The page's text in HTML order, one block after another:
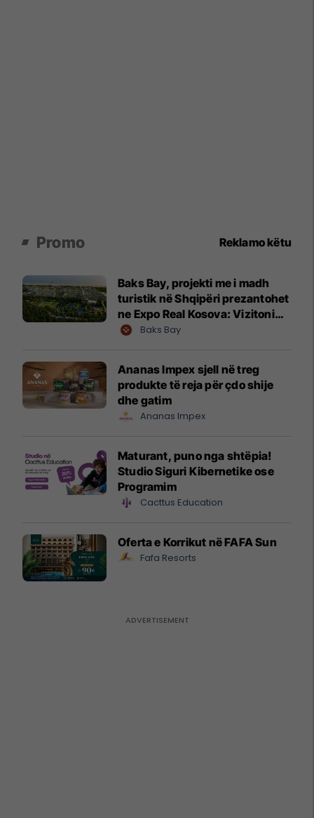
Promo Reklamo këtu
Baks Bay, projekti me i madh
turistik në Shqipëri prezantohet
ne Expo Real Kosova: Vizitoni
shtandin dhe zbuloni
Baks Bay
Ananas Impex sjell në treg
produkte të reja për çdo shije
dhe gatim
Ananas Impex
Maturant, puno nga shtëpia!
Studio Siguri Kibernetike ose
Programim
Cacttus Education
Oferta e Korrikut në FAFA Sun
Fafa Resorts